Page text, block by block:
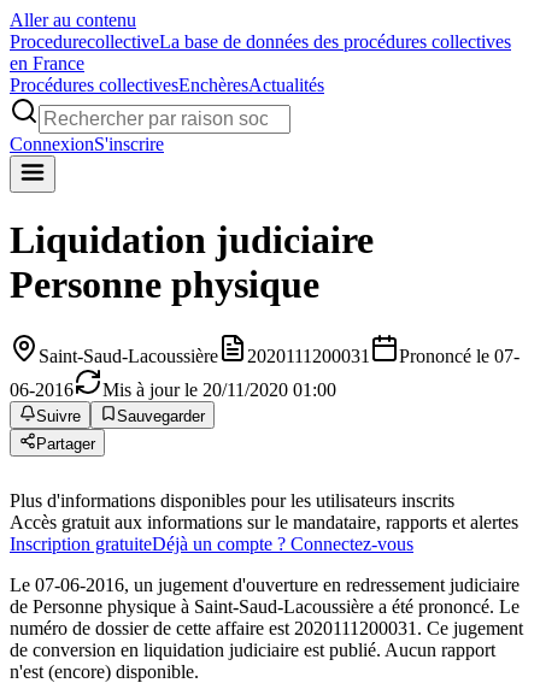
Aller au contenu
ProcedurecollectiveLa base de données des procédures collectives
en France
Procédures collectivesEnchèresActualités
ConnexionS'inscrire
Liquidation judiciaire
Personne physique
Saint-Saud-Lacoussière 2020111200031
Prononcé le 07-
06-2016
Mis à jour le 20/11/2020 01:00
Suivre
Sauvegarder
Partager
Plus d'informations disponibles pour les utilisateurs inscrits
Accès gratuit aux informations sur le mandataire, rapports et alertes
Inscription gratuiteDéjà un compte ? Connectez-vous
Le 07-06-2016, un jugement d'ouverture en redressement judiciaire
de Personne physique à Saint-Saud-Lacoussière a été prononcé. Le
numéro de dossier de cette affaire est 2020111200031. Ce jugement
de conversion en liquidation judiciaire est publié. Aucun rapport
n'est (encore) disponible.